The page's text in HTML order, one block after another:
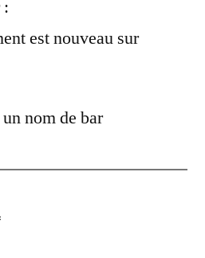
est nouveau sur
nom de bar